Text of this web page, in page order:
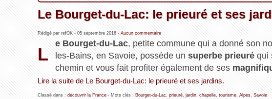
Le Bourget-du-Lac: le prieuré et ses
Rédigé par refOK - 05 septembre 2016- Aucun commentaire
L
e Bourget-du-Lac, petite commune qui a donné son
les-Bains, en Savoie, possède un superbe prieuré qui
chemin et vous fait profiter également de ses
Lire la suite de Le Bourget-du-Lac: le prieuré et ses jardins.
Classé dans : découvrir la France- Mots clés : Bourget-du-Lac, prieuré, jardin, chapelle, tourisme, Alpes, Savoie